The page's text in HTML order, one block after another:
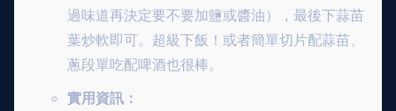
過味道再決定要不要加鹽或醬油），最後下蒜苗
葉炒軟即可。超級下飯！或者簡單切片配蒜苗、
蔥段單吃配啤酒也很棒。
實用資訊：